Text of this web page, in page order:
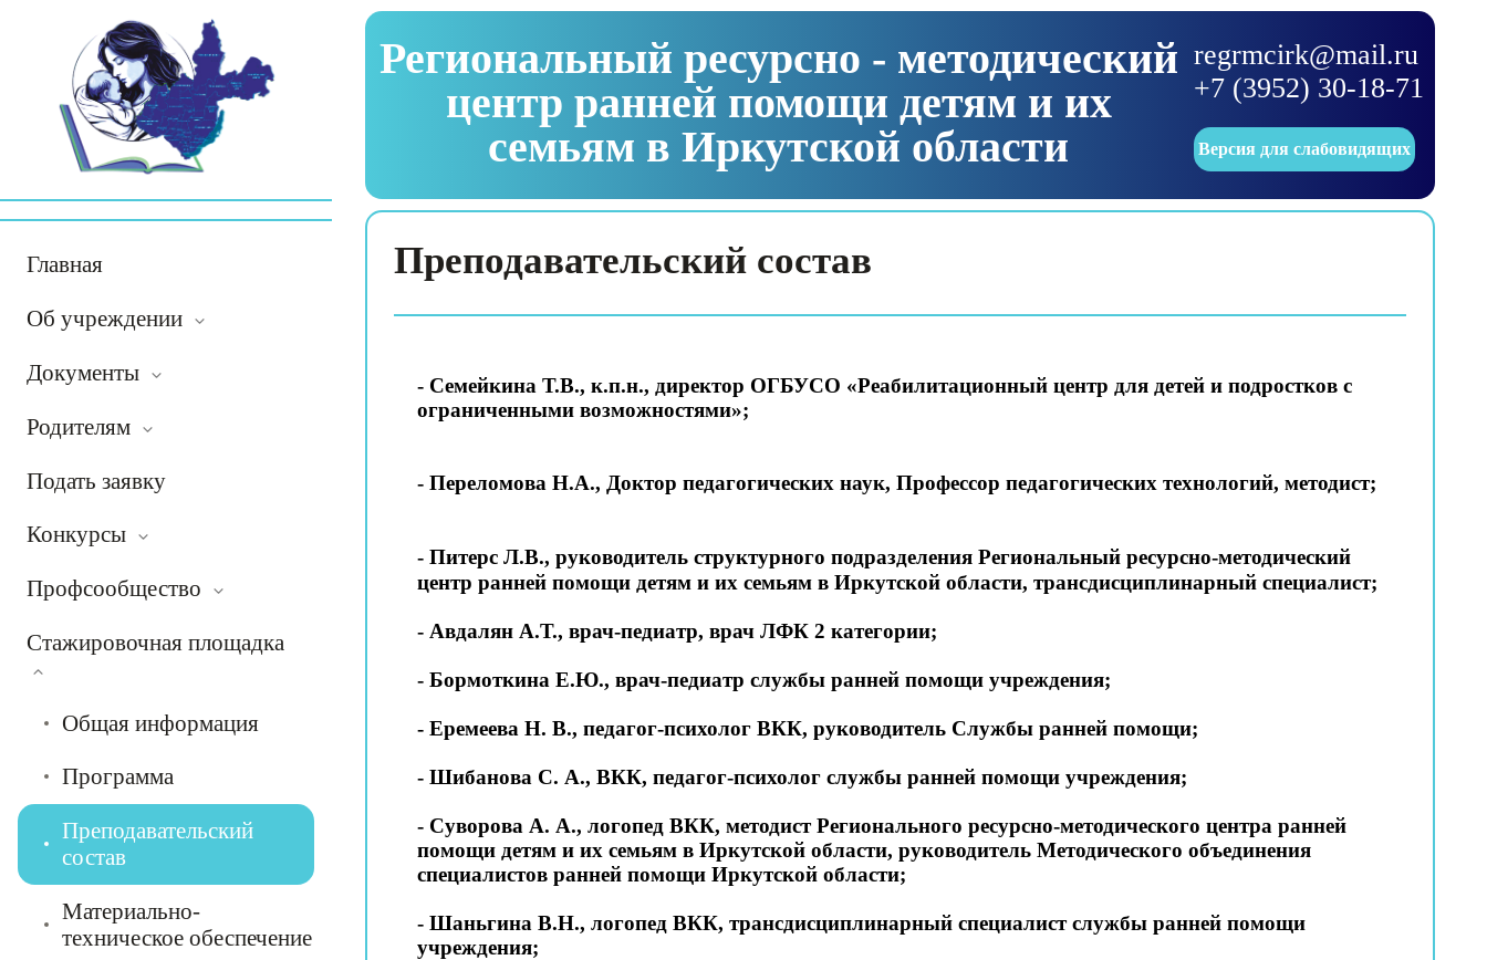
Главная
Об учреждении
Документы
Родителям
Подать заявку
Конкурсы
Профсообщество
Стажировочная площадка
Общая информация
Программа
Преподавательский
состав
Материально-
техническое обеспечение
Региональный ресурсно - методический
центр ранней помощи детям и их
семьям в Иркутской области
regrmcirk@mail.ru
+7 (3952) 30-18-71
Версия для слабовидящих
Преподавательский состав
- Семейкина Т.В., к.п.н., директор ОГБУСО «Реабилитационный центр для детей и подростков с
ограниченными возможностями»;
- Переломова Н.А., Доктор педагогических наук, Профессор педагогических технологий, методист;
- Питерс Л.В., руководитель структурного подразделения Региональный ресурсно-методический
центр ранней помощи детям и ихсемьям в Иркутской области, трансдисциплинарный специалист;
- Авдалян А.Т., врач-педиатр, врач ЛФК 2 категории;
- Бормоткина Е.Ю., врач-педиатр службы ранней помощи учреждения;
- Еремеева Н. В., педагог-психолог ВКК, руководитель Службы ранней помощи;
- Шибанова С. А., ВКК, педагог-психолог службы ранней помощи учреждения;
- Суворова А. А., логопед ВКК, методист Регионального ресурсно-методического центра ранней
помощи детям и их семьям в Иркутской области, руководитель Методического объединения
специалистов ранней помощи Иркутской области;
- Шаньгина В.Н., логопед ВКК, трансдисциплинарный специалист службы ранней помощи
учреждения;